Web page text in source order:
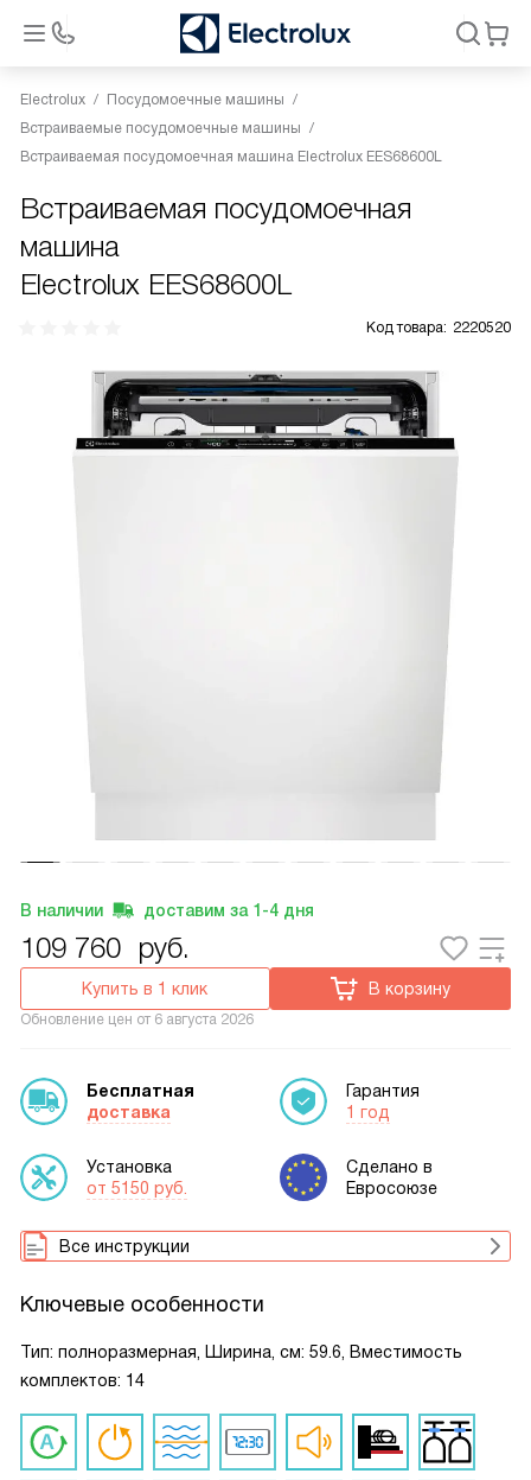
Electrolux
Посудомоечные машины
Встраиваемые посудомоечные машины
Встраиваемая посудомоечная машина Electrolux EES68600L
Встраиваемая посудомоечная
машина
Electrolux EES68600L
Код товара: 2220520
В наличии доставим за 1-4 дня
109 760 руб.
Купить в 1 клик В корзину
Обновление цен от 6 августа 2026
Бесплатная
доставка
Установка
от 5150 руб.
Гарантия
1 год
Сделано в
Евросоюзе
Все инструкции
Ключевые особенности
Тип: полноразмерная, Ширина, см: 59.6, Вместимость
комплектов: 14